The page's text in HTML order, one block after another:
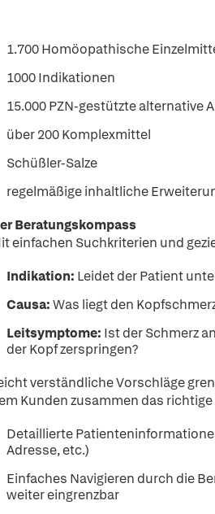
1.700 Homöopathische
1000 Indikationen
15.000 PZN-gestützte alternative
über 200 Komplexmittel
Schüßler-Salze
regelmäßige inhaltliche
Beratungskompass
einfachen Suchkriterien und
Indikation: Leidet der Patient
Causa:Was liegt den
Leitsymptome: Ist der Schmerz
der Kopf zerspringen?
verständliche Vorschläge
Kunden zusammen das
Detaillierte
Adresse, etc.)
Einfaches Navigieren durch die
weiter eingrenzbar